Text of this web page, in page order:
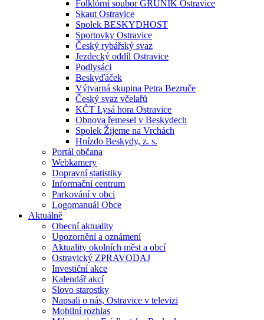
Folklórní soubor GRUNIK Ostravice
Skaut Ostravice
Spolek BESKYDHOST
Sportovky Ostravice
Český rybářský svaz
Jezdecký oddíl Ostravice
Podlysáci
Beskyďáček
Výtvarná skupina Petra Bezruče
Český svaz včelařů
KČT Lysá hora Ostravice
Obnova řemesel v Beskydech
Spolek Žijeme na Vrchách
Hnízdo Beskydy, z. s.
Portál občana
Webkamery
Dopravní statistiky
Informační centrum
Parkování v obci
Logomanuál Obce
Aktuálně
Obecní aktuality
Upozornění a oznámení
Aktuality okolních měst a obcí
Ostravický ZPRAVODAJ
Investiční akce
Kalendář akcí
Slovo starostky
Napsali o nás, Ostravice v televizi
Mobilní rozhlas